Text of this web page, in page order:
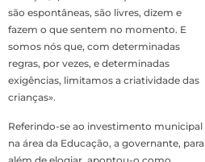
são espontâneas, são livres, dizem e
fazem o que sentem no momento. E
somos nós que, com determinadas
regras, por vezes, e determinadas
exigências, limitamos a criatividade das
crianças».
Referindo-se ao investimento municipal
na área da Educação, a governante, para